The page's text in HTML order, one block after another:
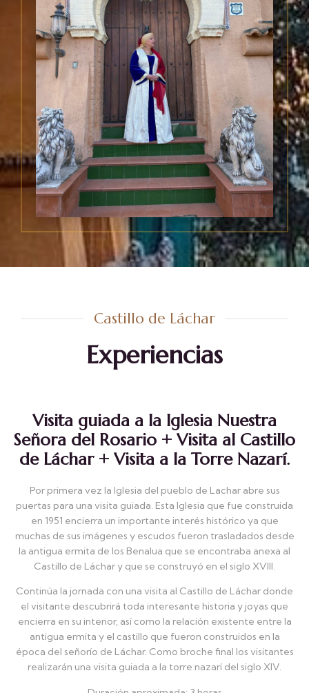
Castillo de Láchar
Experiencias
Visita guiada a la Iglesia Nuestra
Señora del Rosario + Visita al Castillo
de Láchar + Visita a la Torre Nazarí.
Por primera vez la Iglesia del pueblo de Lachar abre sus
puertas para una visita guiada. Esta Iglesia que fue construida
en 1951 encierra un importante interés histórico ya que
muchas de sus imágenes y escudos fueron trasladados desde
la antigua ermita de los Benalua que se encontraba anexa al
Castillo de Láchar y que se construyó en el siglo XVIII.
Continúa la jornada con una visita al Castillo de Láchar donde
el visitante descubrirá toda interesante historia y joyas que
encierra en su interior, así como la relación existente entre la
antigua ermita y el castillo que fueron construidos en la
época del señorío de Láchar. Como broche final los visitantes
realizarán una visita guiada a la torre nazarí del siglo XIV.